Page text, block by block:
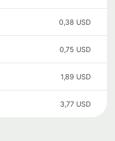
0,38 USD
0,75 USD
1,89 USD
3,77 USD